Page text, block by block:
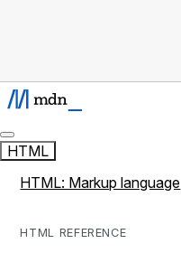
HTML
HTML: Markup language
HTML REFERENCE